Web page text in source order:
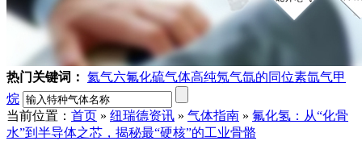
热门关键词： 氦气六氟化硫气体高纯氖气氙的同位素氙气甲
烷
当前位置： 首页 » 纽瑞德资讯 » 气体指南 » 氟化氢：从“化骨
水”到半导体之芯，揭秘最“硬核”的工业骨骼